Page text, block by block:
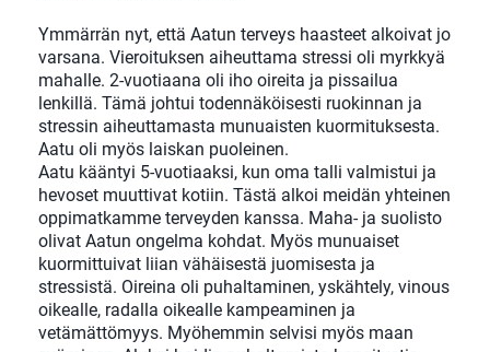
Ymmärrän nyt, että Aatun terveys haasteet alkoivat jo
varsana. Vieroituksen aiheuttama stressi oli myrkkyä
mahalle. 2-vuotiaana oli iho oireita ja pissailua
lenkillä. Tämä johtui todennäköisesti ruokinnan ja
stressin aiheuttamasta munuaisten kuormituksesta.
Aatu oli myös laiskan puoleinen.
Aatu kääntyi 5-vuotiaaksi, kun oma talli valmistui ja
hevoset muuttivat kotiin. Tästä alkoi meidän yhteinen
oppimatkamme terveyden kanssa. Maha- ja suolisto
olivat Aatun ongelma kohdat. Myös munuaiset
kuormittuivat liian vähäisestä juomisesta ja
stressistä. Oireina oli puhaltaminen, yskähtely, vinous
oikealle, radalla oikealle kampeaminen ja
vetämättömyys. Myöhemmin selvisi myös maan